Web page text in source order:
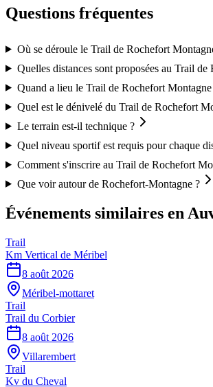
Questions fréquentes
Où se déroule le Trail de Rochefort
Quelles distances sont proposées au Trail
Quand a lieu le Trail de Rochefort
Quel est le dénivelé du Trail de Rochefort
Le terrain est-il technique ?
Quel niveau sportif est requis pour chaque
Comment s'inscrire au Trail de Rochefort
Que voir autour de Rochefort-Montagne ?
Événements similaires en
Trail
Km Vertical de Méribel
8 août 2026
Méribel-mottaret
Trail
Trail du Corbier
8 août 2026
Villarembert
Trail
Kv du Cheval